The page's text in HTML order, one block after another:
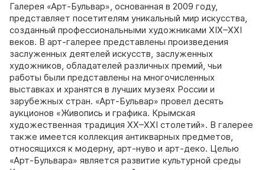
Галерея «Арт-Бульвар», основанная в 2009 году,
представляет посетителям уникальный мир искусства,
созданный профессиональными художниками XIX–XXI
веков. В арт-галерее представлены произведения
заслуженных деятелей искусств, заслуженных
художников, обладателей различных премий, чьи
работы были представлены на многочисленных
выставках и хранятся в лучших музеях России и
зарубежных стран. «Арт-Бульвар» провел десять
аукционов «Живопись и графика. Крымская
художественная традиция XX–XXI столетий». В галерее
также имеется коллекция антикварных предметов,
относящихся к модерну, арт-нуво и арт-деко. Целью
«Арт-Бульвара» является развитие культурной среды